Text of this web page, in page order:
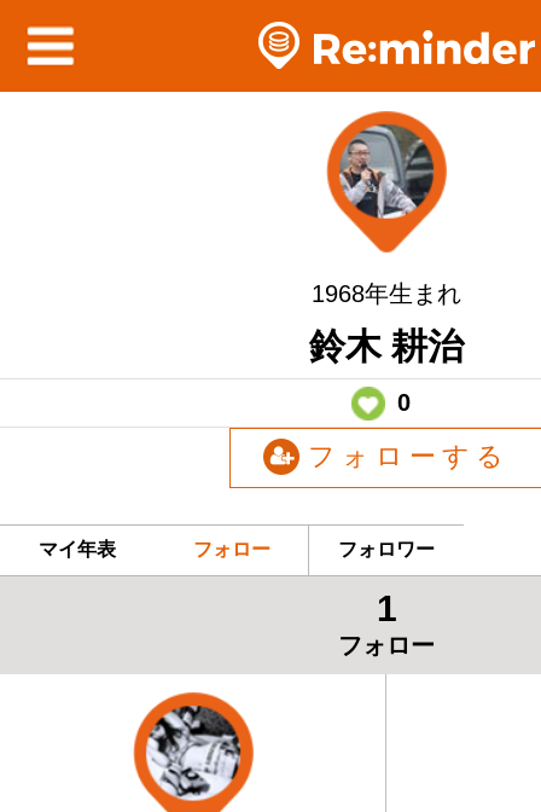
1968年生まれ
鈴木 耕治
0
フォローする
マイ年表 フォロー フォロワー
1
フォロー